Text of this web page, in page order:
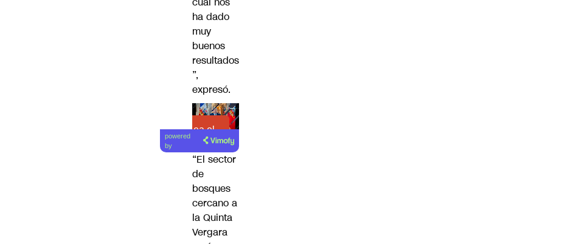
ha dado
muy
buenos
resultados
”,
expresó.
Lea el
artículo
powered
by
“El sector
de
bosques
cercano a
la Quinta
Vergara